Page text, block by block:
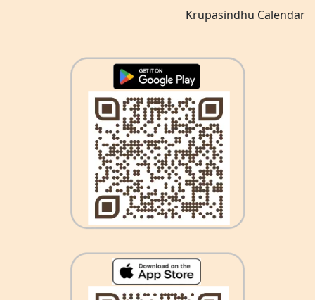
Krupasindhu Calendar